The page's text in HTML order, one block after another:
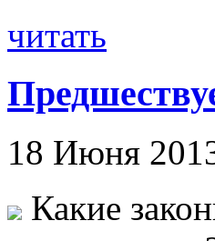
читать
18 Июня
Какие